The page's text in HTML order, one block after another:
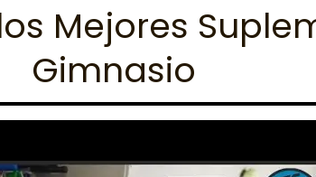
Mejores
Gimnasio